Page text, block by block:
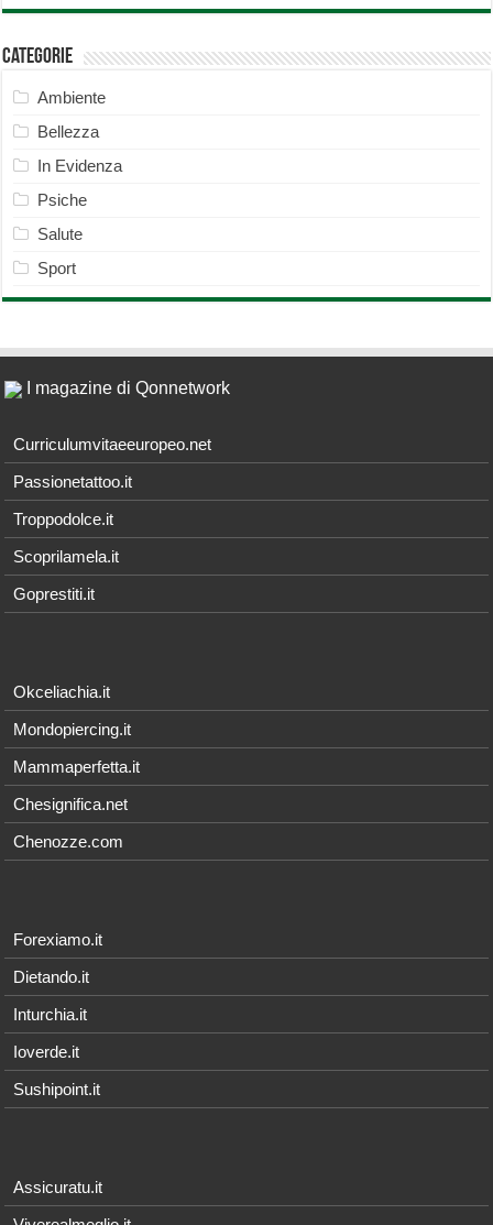
Categorie
Ambiente
Bellezza
In Evidenza
Psiche
Salute
Sport
I magazine di Qonnetwork
Curriculumvitaeeuropeo.net
Passionetattoo.it
Troppodolce.it
Scoprilamela.it
Goprestiti.it
Okceliachia.it
Mondopiercing.it
Mammaperfetta.it
Chesignifica.net
Chenozze.com
Forexiamo.it
Dietando.it
Inturchia.it
Ioverde.it
Sushipoint.it
Assicuratu.it